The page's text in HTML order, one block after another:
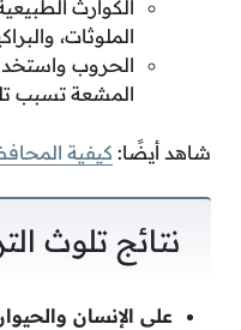
الكوارث
الملوثات،
الحروب
المشعة تسبب
شاهد أيضًا: كيفية
نتائج تلوث
على الإنسان